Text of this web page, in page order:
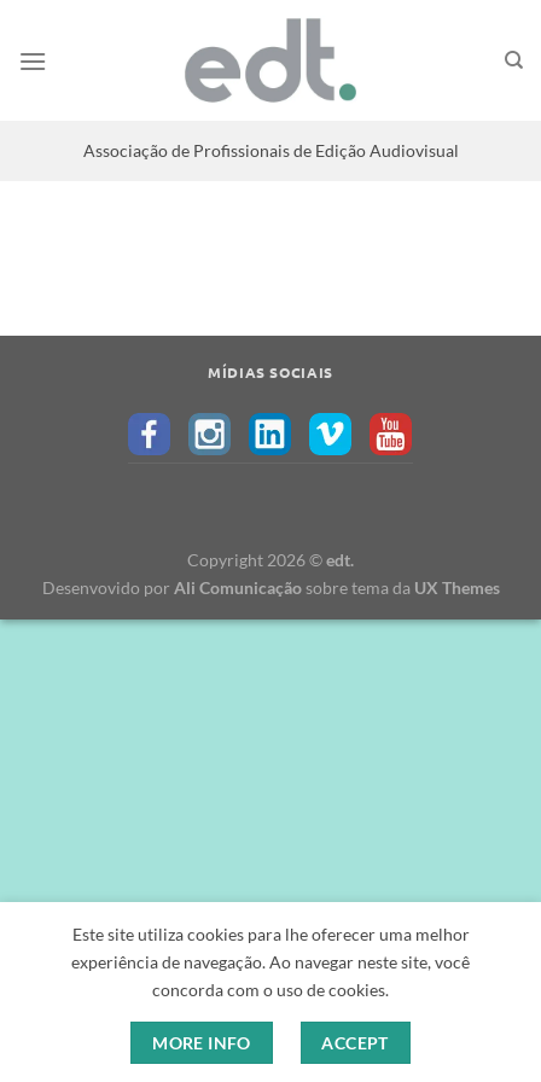
Associação de Profissionais de Edição Audiovisual
MÍDIAS SOCIAIS
Copyright 2026 ©edt.
Desenvovido por Ali Comunicaçãosobre tema da UX Themes
Este site utiliza cookies para lhe oferecer uma melhor
experiência de navegação. Ao navegar neste site, você
concorda com o uso de cookies.
MORE INFO ACCEPT